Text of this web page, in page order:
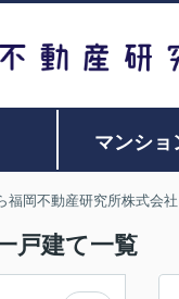
マンショ
福岡不動産研究所株式会社
戸建て一覧